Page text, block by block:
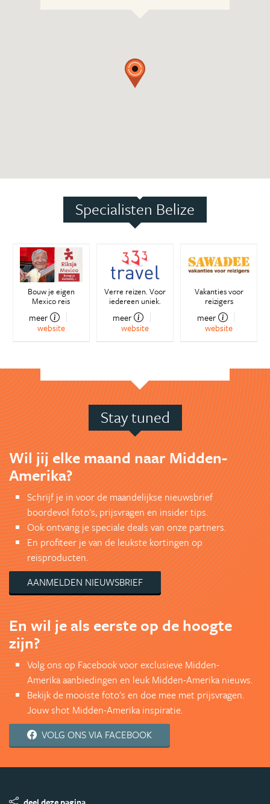
Specialisten Belize
Bouw je eigen
Mexico reis
meer
website
Verre reizen. Voor
iedereen uniek.
meer
website
Vakanties voor
reizigers
meer
website
Stay tuned
Wil jij elke maand naar Midden-
Amerika?
Schrijf je in voor de maandelijkse nieuwsbrief
boordevol foto's, prijsvragen en insider tips.
Ook ontvang je speciale deals van onze partners.
En profiteer je van de leukste kortingen op
reisproducten.
AANMELDEN NIEUWSBRIEF
En wil je als eerste op de hoogte
zijn?
Volg ons op Facebook voor exclusieve Midden-
Amerika aanbiedingen en leuk Midden-Amerika nieuws.
Bekijk de mooiste foto's en doe mee met prijsvragen.
Jouw shot Midden-Amerika inspiratie.
VOLG ONS VIA FACEBOOK